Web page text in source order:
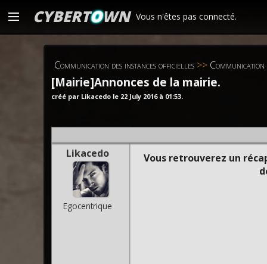
CYBERTOWN Vous n'êtes pas connecté.
Communication des instances officielles >>
[Mairie]Annonces de la mairie.
créé par Likacedo le 22 July 2016 à 01:53.
Likacedo
Egocentrique
Vous retrouverez un